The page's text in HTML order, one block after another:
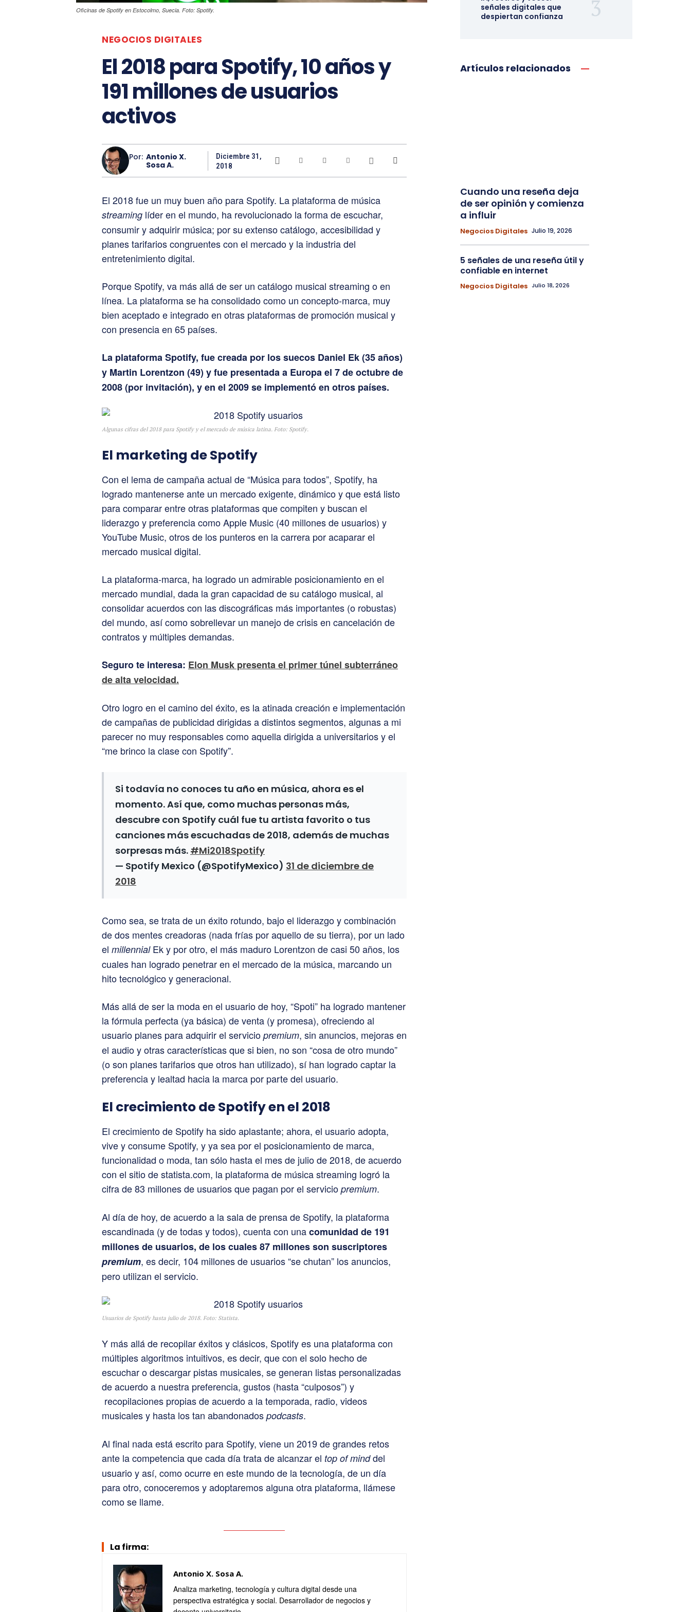
Oficinas de Spotify en Estocolmo, Suecia. Foto: Spotify.
NEGOCIOS DIGITALES
El 2018 para Spotify, 10 años y
191 millones de usuarios
activos
Por: Antonio X.
Sosa A.
Diciembre 31,
2018
El 2018 fue un muy buen año para Spotify. La plataforma de música
streaming líder en el mundo, ha revolucionado la forma de escuchar,
consumir y adquirir música; por su extenso catálogo, accesibilidad y
planes tarifarios congruentes con el mercado y la industria del
entretenimiento digital.
Porque Spotify, va más allá de ser un catálogo musical streaming o en
línea. La plataforma se ha consolidado como un concepto-marca, muy
bien aceptado e integrado en otras plataformas de promoción musical y
con presencia en 65 países.
La plataforma Spotify, fue creada por los suecos Daniel Ek (35 años)
y Martin Lorentzon (49) y fue presentada a Europa el 7 de octubre de
2008 (por invitación), y en el 2009 se implementó en otros países.
Algunas cifras del 2018 para Spotify y el mercado de música latina. Foto: Spotify.
El marketing de Spotify
Con el lema de campaña actual de “Música para todos”, Spotify, ha
logrado mantenerse ante un mercado exigente, dinámico y que está listo
para comparar entre otras plataformas que compiten y buscan el
liderazgo y preferencia como Apple Music (40 millones de usuarios) y
YouTube Music, otros de los punteros en la carrera por acaparar el
mercado musical digital.
La plataforma-marca, ha logrado un admirable posicionamiento en el
mercado mundial, dada la gran capacidad de su catálogo musical, al
consolidar acuerdos con las discográficas más importantes (o robustas)
del mundo, así como sobrellevar un manejo de crisis en cancelación de
contratos y múltiples demandas.
Seguro te interesa: Elon Musk presenta el primer túnel subterráneo
de alta velocidad.
Otro logro en el camino del éxito, es la atinada creación e implementación
de campañas de publicidad dirigidas a distintos segmentos, algunas a mi
parecer no muy responsables como aquella dirigida a universitarios y el
“me brinco la clase con Spotify”.
Si todavía no conoces tu año en música, ahora es el
momento. Así que, como muchas personas más,
descubre con Spotify cuál fue tu artista favorito o tus
canciones más escuchadas de 2018, además de muchas
sorpresas más. #Mi2018Spotify
— Spotify Mexico (@SpotifyMexico) 31 de diciembre de
2018
Como sea, se trata de un éxito rotundo, bajo el liderazgo y combinación
de dos mentes creadoras (nada frías por aquello de su tierra), por un lado
el millennialEk y por otro, el más maduro Lorentzon de casi 50 años, los
cuales han logrado penetrar en el mercado de la música, marcando un
hito tecnológico y generacional.
Más allá de ser la moda en el usuario de hoy, “Spoti” ha logrado mantener
la fórmula perfecta (ya básica) de venta (y promesa), ofreciendo al
usuario planes para adquirir el servicio premium, sin anuncios, mejoras en
el audio y otras características que si bien, no son “cosa de otro mundo”
(o son planes tarifarios que otros han utilizado), sí han logrado captar la
preferencia y lealtad hacia la marca por parte del usuario.
El crecimiento de Spotify en el 2018
El crecimiento de Spotify ha sido aplastante; ahora, el usuario adopta,
vive y consume Spotify, y ya sea por el posicionamiento de marca,
funcionalidad o moda, tan sólo hasta el mes de julio de 2018, de acuerdo
con el sitio de statista.com, la plataforma de música streaming logró la
cifra de 83 millones de usuarios que pagan por el servicio premium.
Al día de hoy, de acuerdo a la sala de prensa de Spotify, la plataforma
escandinada (y de todas y todos), cuenta con unacomunidad de 191
millones de usuarios, de los cuales 87 millones son suscriptores
premium, es decir, 104 millones de usuarios “se chutan” los anuncios,
pero utilizan el servicio.
Usuarios de Spotify hasta julio de 2018. Foto: Statista.
Y más allá de recopilar éxitos y clásicos, Spotify es una plataforma con
múltiples algoritmos intuitivos, es decir, que con el solo hecho de
escuchar o descargar pistas musicales, se generan listas personalizadas
de acuerdo a nuestra preferencia, gustos (hasta “culposos”) y
recopilaciones propias de acuerdo a la temporada, radio, videos
musicales y hasta los tan abandonados podcasts.
Al final nada está escrito para Spotify, viene un 2019 de grandes retos
ante la competencia que cada día trata de alcanzar el top of minddel
usuario y así, como ocurre en este mundo de la tecnología, de un día
para otro, conoceremos y adoptaremos alguna otra plataforma, llámese
como se llame.
La firma:
Antonio X. Sosa A.
Analiza marketing, tecnología y cultura digital desde una
perspectiva estratégica y social. Desarrollador de negocios y
señales digitales que
despiertan confianza
Artículos relacionados
Cuando una reseña deja
de ser opinión y comienza
a influir
Negocios Digitales Julio 19, 2026
5 señales de una reseña útil y
confiable en internet
Negocios Digitales Julio 18, 2026